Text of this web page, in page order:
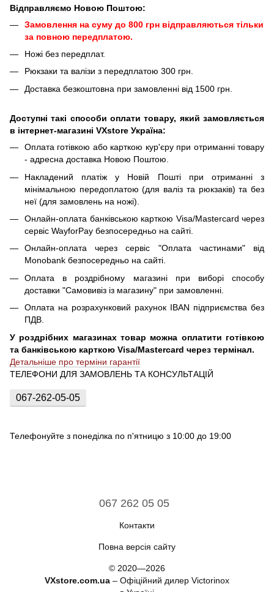
Відправляємо Новою Поштою:
Замовлення на суму до 800 грн відправляються тільки
за повною передплатою.
Ножі без передплат.
Рюкзаки та валізи з передплатою 300 грн.
Доставка безкоштовна при замовленні від 1500 грн.
Доступні такі способи оплати товару, який замовляється
в інтернет-магазині VXstore Україна:
Оплата готівкою або карткою кур'єру при отриманні товару
- адресна доставка Новою Поштою.
Накладений платіж у Новій Пошті при отриманні з
мінімальною передоплатою (для валіз та рюкзаків) та без
неї (для замовлень на ножі).
Онлайн-оплата банківською карткою Visa/Mastercard через
сервіс WayforPay безпосередньо на сайті.
Онлайн-оплата через сервіс "Оплата частинами" від
Monobank безпосередньо на сайті.
Оплата в роздрібному магазині при виборі способу
доставки "Самовивіз із магазину" при замовленні.
Оплата на розрахунковий рахунок IBAN підприємства без
ПДВ.
У роздрібних магазинах товар можна оплатити готівкою
та банківською карткою Visa/Mastercard через термінал.
Детальніше про терміни гарантії
ТЕЛЕФОНИ ДЛЯ ЗАМОВЛЕНЬ ТА КОНСУЛЬТАЦІЙ
067-262-05-05
Телефонуйте з понеділка по п'ятницю з 10:00 до 19:00
067 262 05 05
Контакти
Повна версія сайту
© 2020—2026
VXstore.com.ua – Офіційний дилер Victorinox